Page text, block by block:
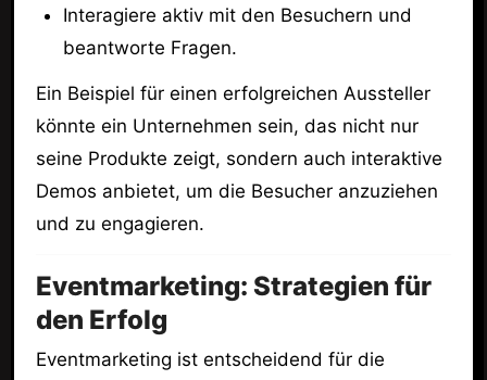
Interagiere aktiv mit den Besuchern und
beantworte Fragen.
Ein Beispiel für einen erfolgreichen Aussteller
könnte ein Unternehmen sein, das nicht nur
seine Produkte zeigt, sondern auch interaktive
Demos anbietet, um die Besucher anzuziehen
und zu engagieren.
Eventmarketing: Strategien für
den Erfolg
Eventmarketing ist entscheidend für die